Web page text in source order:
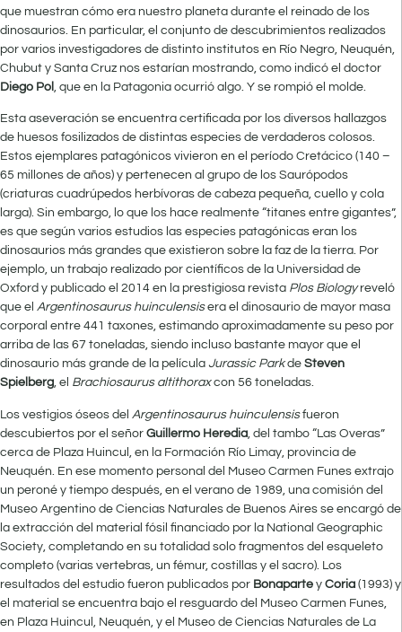
que muestran cómo era nuestro planeta durante el reinado de los
dinosaurios. En particular, el conjunto de descubrimientos realizados
por varios investigadores de distinto institutos en Río Negro, Neuquén,
Chubut y Santa Cruz nos estarían mostrando, como indicó el doctor
Diego Pol , que en la Patagonia ocurrió algo. Y se rompió el molde.
Esta aseveración se encuentra certificada por los diversos hallazgos
de huesos fosilizados de distintas especies de verdaderos colosos.
Estos ejemplares patagónicos vivieron en el período Cretácico (140 –
65 millones de años) y pertenecen al grupo de los Saurópodos
(criaturas cuadrúpedos herbívoras de cabeza pequeña, cuello y cola
larga). Sin embargo, lo que los hace realmente “titanes entre gigantes”,
es que según varios estudios las especies patagónicas eran los
dinosaurios más grandes que existieron sobre la faz de la tierra. Por
ejemplo, un trabajo realizado por científicos de la Universidad de
Oxford y publicado el 2014 en la prestigiosa revista Plos Biologyreveló
que el Argentinosaurus huinculensisera el dinosaurio de mayor masa
corporal entre 441 taxones, estimando aproximadamente su peso por
arriba de las 67 toneladas, siendo incluso bastante mayor que el
dinosaurio más grande de la película Jurassic Parkde Steven
Spielberg, el Brachiosaurus altithoraxcon 56 toneladas.
Los vestigios óseos del Argentinosaurus huinculensisfueron
descubiertos por el señor Guillermo Heredia , del tambo “Las Overas”
cerca de Plaza Huincul, en la Formación Río Limay, provincia de
Neuquén. En ese momento personal del Museo Carmen Funes extrajo
un peroné y tiempo después, en el verano de 1989, una comisión del
Museo Argentino de Ciencias Naturales de Buenos Aires se encargó de
la extracción del material fósil financiado por la National Geographic
Society, completando en su totalidad solo fragmentos del esqueleto
completo (varias vertebras, un fémur, costillas y el sacro). Los
resultados del estudio fueron publicados por Bonaparte y Coria (1993) y
el material se encuentra bajo el resguardo del Museo Carmen Funes,
en Plaza Huincul, Neuquén, y el Museo de Ciencias Naturales de La